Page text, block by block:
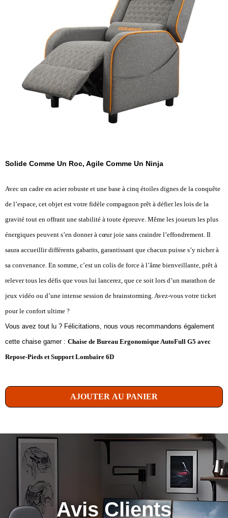
Solide Comme Un Roc, Agile Comme Un Ninja
Avec un cadre en acier robuste et une base à cinq étoiles dignes de la conquête
de l’espace, cet objet est votre fidèle compagnon prêt à défier les lois de la
gravité tout en offrant une stabilité à toute épreuve. Même les joueurs les plus
énergiques peuvent s’en donner à cœur joie sans craindre l’effondrement. Il
saura accueillir différents gabarits, garantissant que chacun puisse s’y nicher à
sa convenance. En somme, c’est un colis de force à l’âme bienveillante, prêt à
relever tous les défis que vous lui lancerez, que ce soit lors d’un marathon de
jeux vidéo ou d’une intense session de brainstorming. Avez-vous votre ticket
pour le confort ultime ?
Vous avez tout lu ? Félicitations, nous vous recommandons également
cette chaise gamer : Chaise de Bureau Ergonomique AutoFull G5 avec
Repose-Pieds et Support Lombaire 6D
AJOUTER AU PANIER
Avis Clients